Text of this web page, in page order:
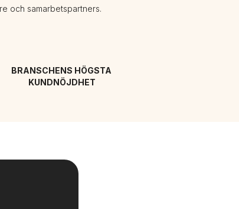
och samarbetspartners.
BRANSCHENS HÖGSTA
KUNDNÖJDHET